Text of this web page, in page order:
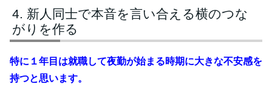
新人同士で本音を言い合える横のつな
がりを作る
特に１年目は就職して夜勤が始まる時期に大きな不安感を
持つと思います。